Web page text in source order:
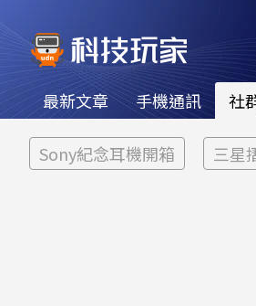
最新文章 手機通訊 社
Sony紀念耳機開箱 三星